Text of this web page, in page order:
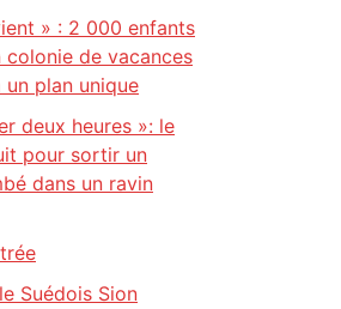
» : 2 000 enfants
colonie de vacances
plan unique
deux heures »: le
pour sortir un
dans un ravin
Suédois Sion